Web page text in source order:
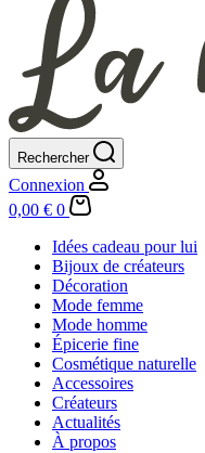
Rechercher
Connexion
Panier
d’achat
0,00 € 0
Idées cadeau pour lui
Bijoux de créateurs
Décoration
Mode femme
Mode homme
Épicerie fine
Cosmétique naturelle
Accessoires
Créateurs
Actualités
À propos